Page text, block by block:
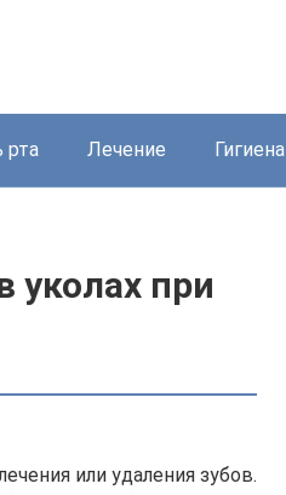
рта Лечение Гигиена
уколах при
или удаления зубов.